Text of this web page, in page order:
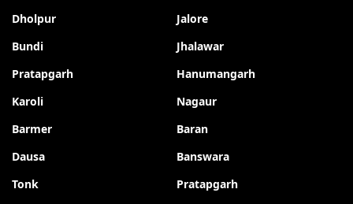
Dholpur
Jalore
Bundi
Jhalawar
Pratapgarh
Hanumangarh
Karoli
Nagaur
Barmer
Baran
Dausa
Banswara
Tonk
Pratapgarh